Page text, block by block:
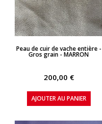
APERÇU RAPIDE
Peau de cuir de vache entière -
Gros grain - MARRON
200,00 €
AJOUTER AU PANIER